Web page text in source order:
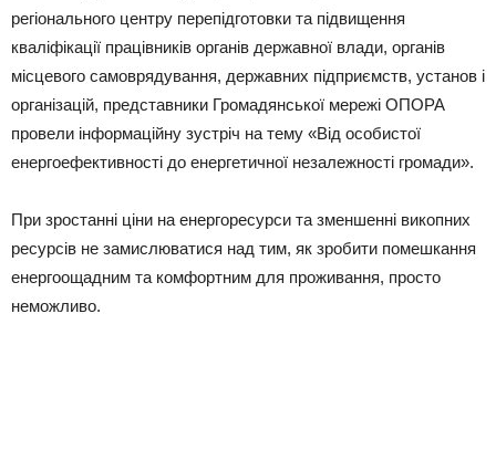
регіонального центру перепідготовки та підвищення
кваліфікації працівників органів державної влади, органів
місцевого самоврядування, державних підприємств, установ і
організацій, представники Громадянської мережі ОПОРА
провели інформаційну зустріч на тему «Від особистої
енергоефективності до енергетичної незалежності громади».
При зростанні ціни на енергоресурси та зменшенні викопних
ресурсів не замислюватися над тим, як зробити помешкання
енергоощадним та комфортним для проживання, просто
неможливо.